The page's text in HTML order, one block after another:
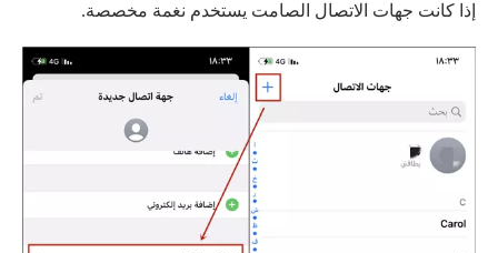
إذا كانت جهات الاتصال الصامت يستخدم نغمة مخصصة.